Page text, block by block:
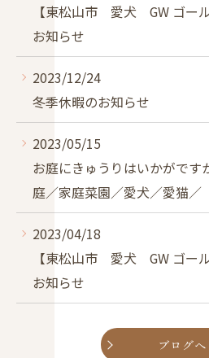
【東松山市 愛犬 GW ゴー
お知らせ
2023/12/24
冬季休暇のお知らせ
2023/05/15
お庭にきゅうりはいかがで
庭／家庭菜園／愛犬／愛猫／
2023/04/18
【東松山市 愛犬 GW ゴー
お知らせ
ブログへ